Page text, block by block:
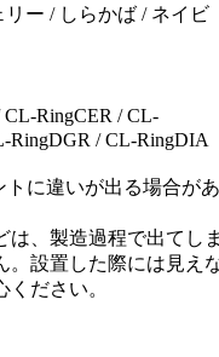
ー / しらかば / ネイビ
RingCER / CL-
RingDGR / CL-RingDIA
に違いが出る場合があ
、製造過程で出てし
。設置した際には見え
ださい。